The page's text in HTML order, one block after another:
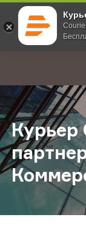
; Главная О
Курьер